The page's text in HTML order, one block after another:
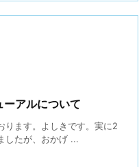
ーアルについて
ります。よしきです。実に2
したが、おかげ ...